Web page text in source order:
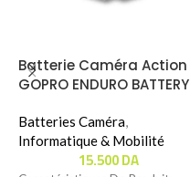
Batterie Caméra Action
GOPRO ENDURO BATTERY
Batteries Caméra,
Informatique & Mobilité
15.500DA